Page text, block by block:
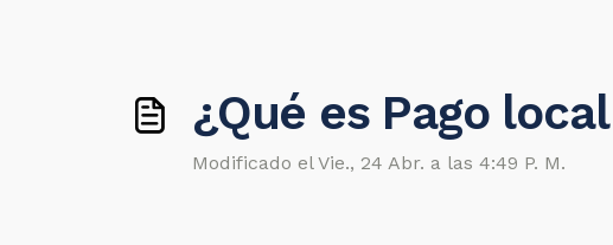
¿Qué es Pago
Modificado el Vie., 24 Abr. a las 4:49 P. M.